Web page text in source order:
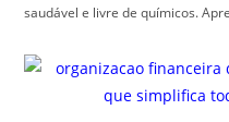
saudável e livre de químicos.